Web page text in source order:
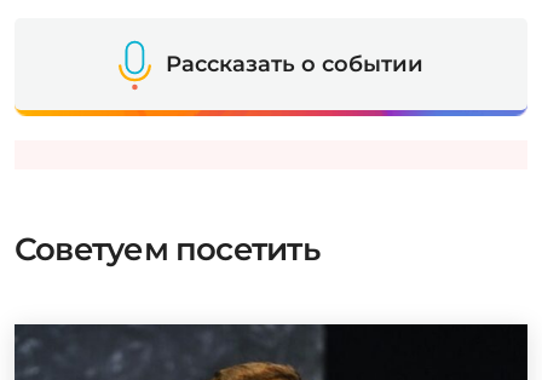
Рассказать о событии
Советуем посетить